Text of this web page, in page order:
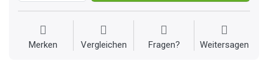
Merken Vergleichen Fragen? Weitersagen